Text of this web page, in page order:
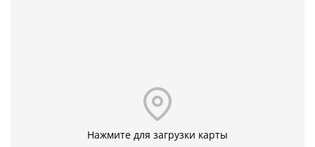
Нажмите для загрузки карты